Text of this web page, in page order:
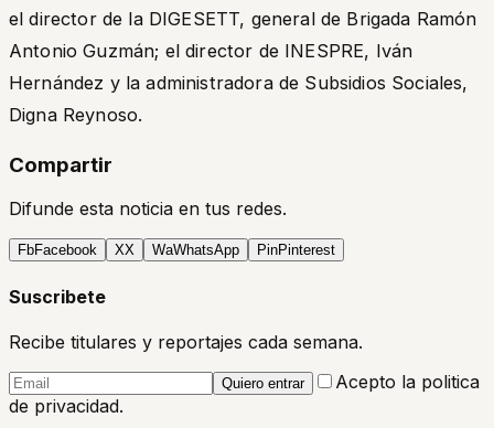
el director de la DIGESETT, general de Brigada Ramón
Antonio Guzmán; el director de INESPRE, Iván
Hernández y la administradora de Subsidios Sociales,
Digna Reynoso.
Compartir
Difunde esta noticia en tus redes.
FbFacebook XX WaWhatsApp PinPinterest
Suscribete
Recibe titulares y reportajes cada semana.
Quiero entrar
Acepto la politica
de privacidad.